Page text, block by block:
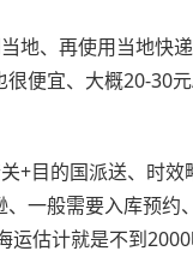
地、再使用当地快
便宜、大概20-30元
+目的国派送、时
一般需要入库预
估计就是不到